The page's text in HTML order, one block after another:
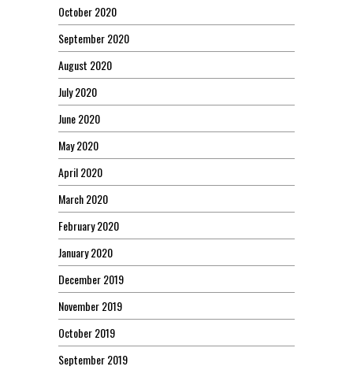
October 2020
September 2020
August 2020
July 2020
June 2020
May 2020
April 2020
March 2020
February 2020
January 2020
December 2019
November 2019
October 2019
September 2019